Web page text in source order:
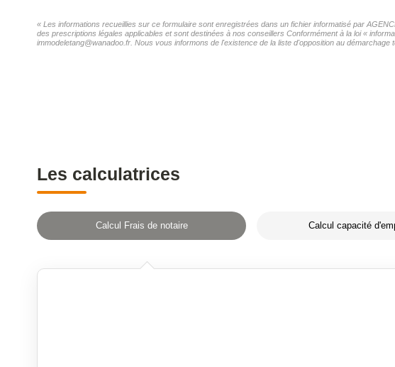
« Les informations recueillies sur ce formulaire sont enregistrées dans un fichier informatisé par
des prescriptions légales applicables et sont destinées à nos conseillers Conformément à la loi «
immodeletang@wanadoo.fr. Nous vous informons de l'existence de la liste d'opposition au
Les calculatrices
Calcul Frais de notaire Calcul capacité